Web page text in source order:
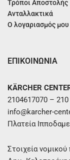
Τρόποι Αποστολής
Ανταλλακτικά
Ο λογαριασμός μου
ΕΠΙΚΟΙΝΩΝΙΑ
KÄRCHER
2104617070 –
info@karcher-
Πλατεία
Στοιχεία